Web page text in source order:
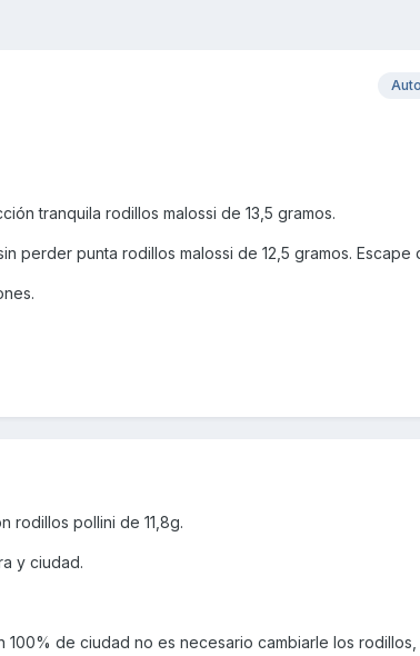
tranquila rodillos malossi de 13,5 gramos.
perder punta rodillos malossi de 12,5 gramos. Escape
rodillos pollini de 11,8g.
y ciudad.
de ciudad no es necesario cambiarle los